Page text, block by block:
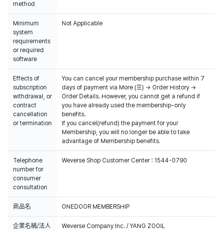
method
Minimum
system
requirements
or required
software
Not Applicable
Effects of
subscription
withdrawal, or
contract
cancellation
or termination
You can cancel your membership purchase within 7
days of payment via More (☰) → Order History →
Order Details. However, you cannot get a refund if
you have already used the membership-only
benefits.
If you cancel(refund) the payment for your
Membership, you will no longer be able to take
advantage of Membership benefits.
Telephone
number for
consumer
consultation
Weverse Shop Customer Center : 1544-0790
商品名 ONEDOOR MEMBERSHIP
企業名稱/法人
Weverse Company Inc. / YANG ZOOIL